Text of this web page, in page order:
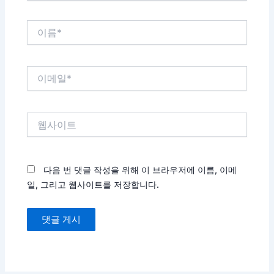
다음 번 댓글 작성을 위해 이 브라우저에 이름, 이메
일, 그리고 웹사이트를 저장합니다.